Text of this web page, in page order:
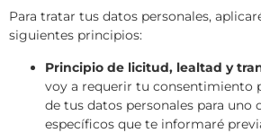
Para tratar tus datos personales,
siguientes principios:
Principio de licitud, lealtad y
voy a requerir tu consentimiento
de tus datos personales para uno
específicos que te informaré